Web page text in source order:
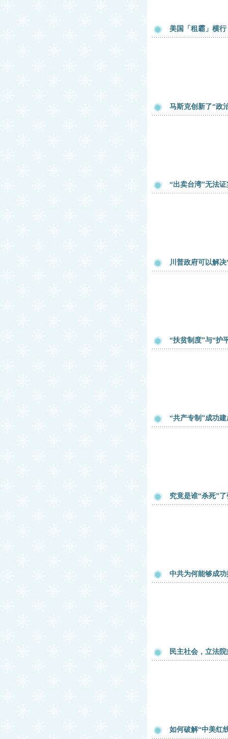
美国「租霸」横
马斯克创新了“政
“出卖台湾”无法
川普政府可以解
“扶贫制度”与“护
“共产专制”成功
究竟是谁“杀死”
中共为何能够成
民主社会，立法
如何破解“中美红